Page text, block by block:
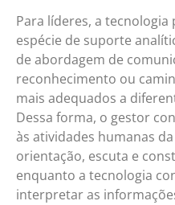
Para líderes, a
espécie de suporte
de abordagem de
reconhecimento ou
mais adequados a
Dessa forma, o gestor
às atividades humanas
orientação, escuta e
enquanto a tecnologia
interpretar as